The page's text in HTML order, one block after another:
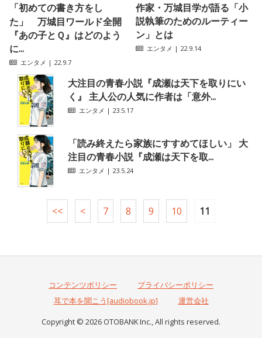
「初めての書き方をし
た」 万城目ワールド全開
『あの子とＱ』はどのよう
に...
エンタメ | 22.9.7
作家・万城目学が語る「小
説執筆のためのルーティー
ン」とは
エンタメ | 22.9.14
大注目の青春小説『成瀬は天下を取りにい
く』 主人公の人気に作者は「意外...
エンタメ | 23.5.17
「読み終えたら家族にすすめてほしい」 大
注目の青春小説『成瀬は天下を取...
エンタメ | 23.5.24
<< < 7 8 9 10 11
コンテンツポリシー
プライバシーポリシー
耳で本を聞こう[audiobook.jp]
運営会社
Copyright © 2026 OTOBANK Inc., All rights reserved.